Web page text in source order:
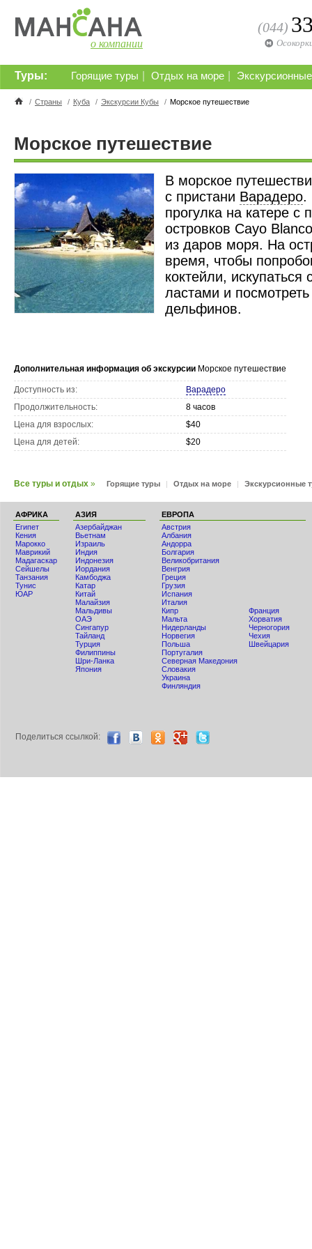
о компании
(044)
Горящие туры Отдых на море
Туры:
/ Страны / Куба / Экскурсии Кубы / Морское путешествие
Морское путешествие
В морское
с пристани Варадеро.
прогулка на катере
островков Cayo
из даров моря. На
время, чтобы
коктейли, искупаться
ластами и
дельфинов.
Дополнительная информация об экскурсии Морское путешествие
Доступность из:
Варадеро
Продолжительность:
8 часов
Цена для взрослых:
$40
Цена для детей:
$20
Все туры и отдых » Горящие туры | Отдых на море | Экскурсионные
АФРИКА
Египет
Кения
Мaрокко
Маврикий
Мадагаскар
Сейшелы
Танзания
Тунис
ЮАР
АЗИЯ
Азербайджан
Вьетнам
Израиль
Индия
Индонезия
Иордания
Камбоджа
Катар
Китай
Малайзия
Мальдивы
ОАЭ
Сингапур
Тайланд
Турция
Филиппины
Шри-Ланка
Япония
ЕВРОПА
Австрия
Албания
Андорра
Болгария
Великобритания
Венгрия
Греция
Грузия
Испания
Италия
Кипр
Мальта
Нидерланды
Норвегия
Польша
Португалия
Северная Македония
Словакия
Украина
Финляндия
Франция
Хорватия
Черногория
Чехия
Швейцария
Поделиться ccылкой: